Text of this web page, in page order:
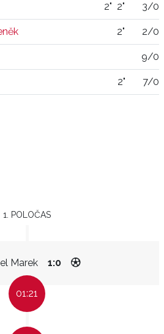
2" 2" 3/0
2" 2/0
9/0
2" 7/0
1. POLOČAS
Marek 1:0
01:21